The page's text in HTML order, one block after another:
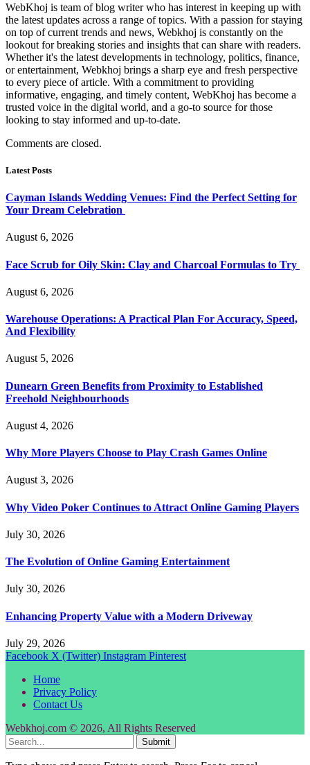
WebKhoj is team of blog writer who has interest in keeping up with
the latest updates across a range of topics. With a passion for staying
on top of current trends and news, Webkhoj is constantly on the
lookout for breaking stories and insights that can share with readers.
Whether it's the latest developments in technology, politics, finance,
or entertainment, Webkhoj brings a sharp eye and fresh perspective
to every piece of article. With a commitment to providing
informative, engaging, and timely content, WebKhoj has become a
trusted voice in the digital world, and a go-to source for those
looking to stay informed and up-to-date.
Comments are closed.
Latest Posts
Cayman Islands Wedding Venues: Find the Perfect Setting for
Your Dream Celebration
August 6, 2026
Face Scrub for Oily Skin: Clay and Charcoal Formulas to Try
August 6, 2026
Warehouse Operations: A Practical Plan For Accuracy, Speed,
And Flexibility
August 5, 2026
Dunearn Green Benefits from Proximity to Established
Freehold Neighbourhoods
August 4, 2026
Why More Players Choose to Play Crash Games Online
August 3, 2026
Why Video Poker Continues to Attract Online Gaming Players
July 30, 2026
The Evolution of Online Gaming Entertainment
July 30, 2026
Enhancing Property Value with a Modern Driveway
July 29, 2026
Facebook X (Twitter) Instagram Pinterest
Home
Privacy Policy
Contact Us
Webkhoj.com © 2026, All Rights Reserved
Submit